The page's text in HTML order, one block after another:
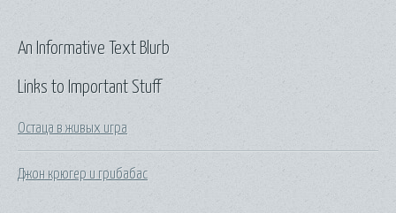
Links to Important Stuff
Остаца в живых игра
Джон крюгер и грибабас
An Informative Text Blurb